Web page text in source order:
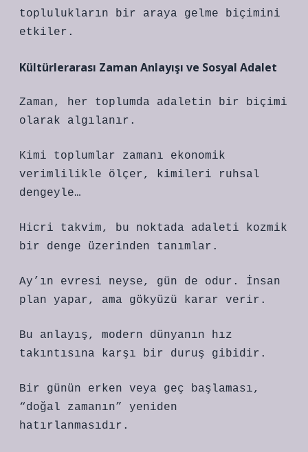
toplulukların bir araya gelme biçimini
etkiler.
Kültürlerarası Zaman Anlayışı ve Sosyal Adalet
Zaman, her toplumda adaletin bir biçimi
olarak algılanır.
Kimi toplumlar zamanı ekonomik
verimlilikle ölçer, kimileri ruhsal
dengeyle…
Hicri takvim, bu noktada adaleti kozmik
bir denge üzerinden tanımlar.
Ay’ın evresi neyse, gün de odur. İnsan
plan yapar, ama gökyüzü karar verir.
Bu anlayış, modern dünyanın hız
takıntısına karşı bir duruş gibidir.
Bir günün erken veya geç başlaması,
“doğal zamanın” yeniden
hatırlanmasıdır.